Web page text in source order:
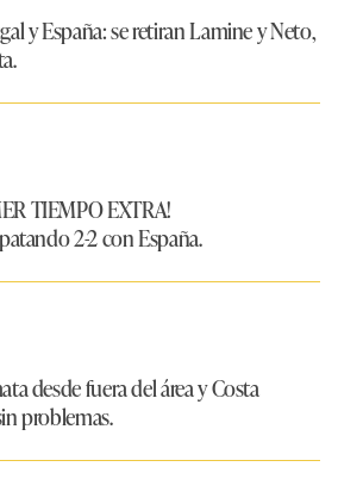
y España: se retiran Lamine y Neto,
TIEMPO EXTRA!
2-2 con España.
desde fuera del área y Costa
problemas.